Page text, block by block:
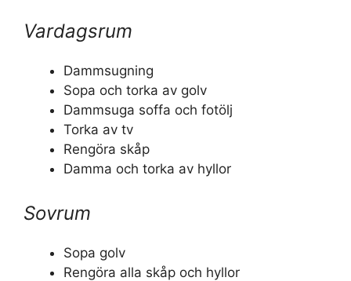
Vardagsrum
Dammsugning
Sopa och torka av golv
Dammsuga soffa och fotölj
Torka av tv
Rengöra skåp
Damma och torka av hyllor
Sovrum
Sopa golv
Rengöra alla skåp och hyllor